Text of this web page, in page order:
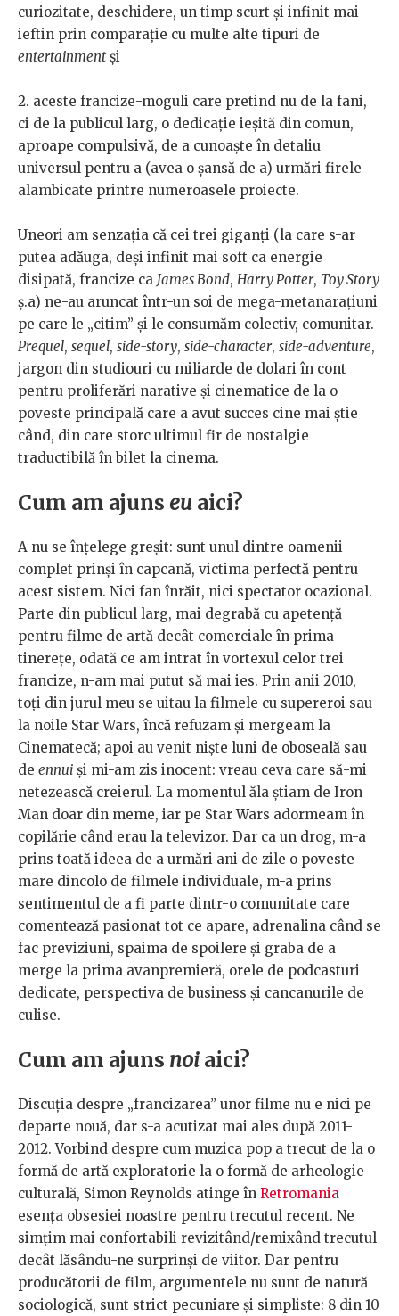
curiozitate, deschidere, un timp scurt și infinit mai
ieftin prin comparație cu multe alte tipuri de
entertainmentși
2. aceste francize-moguli care pretind nu de la fani,
ci de la publicul larg, o dedicație ieșită din comun,
aproape compulsivă, de a cunoaște în detaliu
universul pentru a (avea o șansă de a) urmări firele
alambicate printre numeroasele proiecte.
Uneori am senzația că cei trei giganți (la care s-ar
putea adăuga, deși infinit mai soft ca energie
disipată, francize ca James Bond, Harry Potter, Toy Story
ș.a) ne-au aruncat într-un soi de mega-metanarațiuni
pe care le „citim” și le consumăm colectiv, comunitar.
Prequel, sequel, side-story, side-character, side-adventure,
jargon din studiouri cu miliarde de dolari în cont
pentru proliferări narative și cinematice de la o
poveste principală care a avut succes cine mai știe
când, din care storc ultimul fir de nostalgie
traductibilă în bilet la cinema.
Cum am ajuns eu aici?
A nu se înțelege greșit: sunt unul dintre oamenii
complet prinși în capcană, victima perfectă pentru
acest sistem. Nici fan înrăit, nici spectator ocazional.
Parte din publicul larg, mai degrabă cu apetență
pentru filme de artă decât comerciale în prima
tinerețe, odată ce am intrat în vortexul celor trei
francize, n-am mai putut să mai ies. Prin anii 2010,
toți din jurul meu se uitau la filmele cu supereroi sau
la noile Star Wars, încă refuzam și mergeam la
Cinematecă; apoi au venit niște luni de oboseală sau
de ennui și mi-am zis inocent: vreau ceva care să-mi
netezească creierul. La momentul ăla știam de Iron
Man doar din meme, iar pe Star Wars adormeam în
copilărie când erau la televizor. Dar ca un drog, m-a
prins toată ideea de a urmări ani de zile o poveste
mare dincolo de filmele individuale, m-a prins
sentimentul de a fi parte dintr-o comunitate care
comentează pasionat tot ce apare, adrenalina când se
fac previziuni, spaima de spoilere și graba de a
merge la prima avanpremieră, orele de podcasturi
dedicate, perspectiva de business și cancanurile de
culise.
Cum am ajuns noi aici?
Discuția despre „francizarea” unor filme nu e nici pe
departe nouă, dar s-a acutizat mai ales după 2011-
2012. Vorbind despre cum muzica pop a trecut de la o
formă de artă exploratorie la o formă de arheologie
culturală, Simon Reynolds atinge în Retromania
esența obsesiei noastre pentru trecutul recent. Ne
simțim mai confortabili revizitând/remixând trecutul
decât lăsându-ne surprinși de viitor. Dar pentru
producătorii de film, argumentele nu sunt de natură
sociologică, sunt strict pecuniare și simpliste: 8 din 10